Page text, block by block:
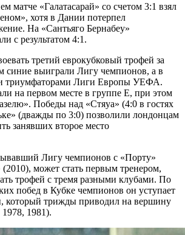
матче «Галатасарай» со счетом 3:1 взял
хотя в Дании потерпел
На «Сантьяго Бернабеу»
с результатом 4:1.
третий еврокубковый трофей за
синие выиграли Лигу чемпионов, а в
триумфаторами Лиги Европы УЕФА.
на первом месте в группе Е, при этом
Победы над «Стяуа» (4:0 в гостях
(дважды по 3:0) позволили лондонцам
занявших второе место
Лигу чемпионов с «Порту»
может стать первым тренером,
трофей с тремя разными клубами. По
побед в Кубке чемпионов он уступает
который трижды приводил на вершину
1981).